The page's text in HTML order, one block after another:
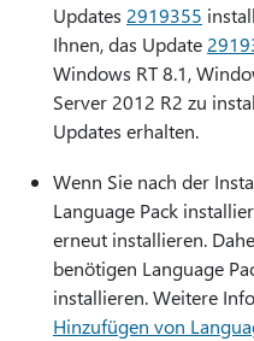
Updates 2919355
Ihnen, das Update
Windows RT 8.1,
Server 2012 R2 zu
Updates erhalten.
Wenn Sie nach der
Language Pack
erneut installieren.
benötigen Language
installieren. Weitere
Hinzufügen von